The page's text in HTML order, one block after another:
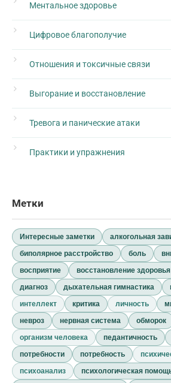
Ментальное здоровье
Цифровое благополучие
Отношения и токсичные связи
Выгорание и восстановление
Тревога и панические атаки
Практики и упражнения
Метки
Интересные заметки
алкогольная
биполярное расстройство
боль
восприятие
восстановление здоровья
диагноз
дыхательная гимнастика
интеллект
критика личность
невроз
нервная система
обморок
организм человека
педантичность
потребности
потребность
психоанализ
психологическая